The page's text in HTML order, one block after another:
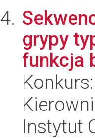
grypy
funkcja
Konkurs:
Instytut